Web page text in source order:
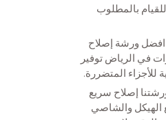
بالمطلوب
ورشة إصلاح
في الرياض توفير
للأجزاء المتضررة.
إصلاح سريع
الهيكل والشاصي